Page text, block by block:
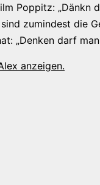
Poppitz: „Dänkn
zumindest die
„Denken darf
anzeigen.